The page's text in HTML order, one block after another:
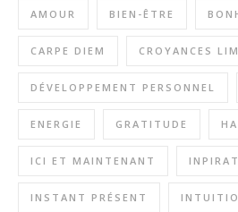
AMOUR BIEN-ÊTRE
CARPE DIEM CROYANCES
DÉVELOPPEMENT PERSONNEL
ENERGIE GRATITUDE
ICI ET MAINTENANT
INSTANT PRÉSENT